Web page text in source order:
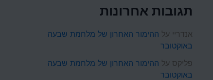
תגובות אחרונות
אנדריי על ההימור האחרון של מלחמת שבעה
באוקטובר
פליקס על ההימור האחרון של מלחמת שבעה
באוקטובר